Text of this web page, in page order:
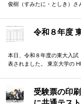
俊樹（すみたに・としき）さ
令和８年度
本日、令和８年度の東大入試
表されました。 東京大学の
受験票の印